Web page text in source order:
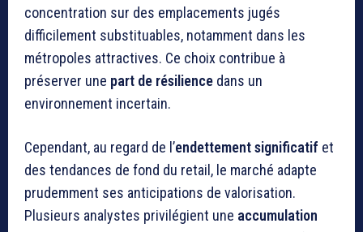
concentration sur des emplacements jugés
difficilement substituables, notamment dans les
métropoles attractives. Ce choix contribue à
préserver une part de résilience dans un
environnement incertain.
Cependant, au regard de l’endettement significatif et
des tendances de fond du retail, le marché adapte
prudemment ses anticipations de valorisation.
Plusieurs analystes privilégient une accumulation